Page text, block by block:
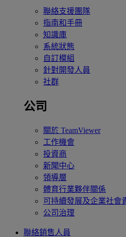
聯絡支援團隊
指南和手冊
知識庫
系統狀態
自訂模組
針對開發人員
社群
公司
關於 TeamViewer
工作機會
投資商
新聞中心
領導層
體育行業夥伴關係
可持續發展及企業社會
公司治理
聯絡銷售人員